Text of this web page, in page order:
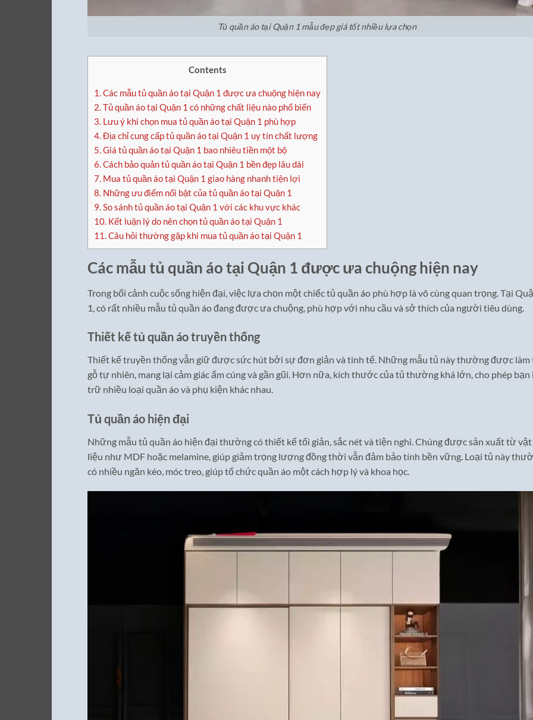
Tủ quần áo tại Quận 1 mẫu đẹp giá tốt nhiều lựa chọn
Contents
1.Các mẫu tủ quần áo tại Quận 1 được ưa chuộng hiện nay
2.Tủ quần áo tại Quận 1 có những chất liệu nào phổ biến
3. Lưu ý khi chọn mua tủ quần áo tại Quận 1 phù hợp
4.Địa chỉ cung cấp tủ quần áo tại Quận 1 uy tín chất lượng
5.Giá tủ quần áo tại Quận 1 bao nhiêu tiền một bộ
6.Cách bảo quản tủ quần áo tại Quận 1 bền đẹp lâu dài
7. Mua tủ quần áo tại Quận 1 giao hàng nhanh tiện lợi
8. Những ưu điểm nổi bật của tủ quần áo tại Quận 1
9.So sánh tủ quần áo tại Quận 1 với các khu vực khác
10. Kết luận lý do nên chọn tủ quần áo tại Quận 1
11.Câu hỏi thường gặp khi mua tủ quần áo tại Quận 1
Các mẫu tủ quần áo tại Quận 1 được ưa chuộng hiện nay
Trong bối cảnh cuộc sống hiện đại, việc lựa chọn một chiếc tủ quần áo phù hợp là vô cùng quan trọng. Tại
1, có rất nhiều mẫu tủ quần áo đang được ưa chuộng, phù hợp với nhu cầu và sở thích của người tiêu dùng.
Thiết kế tủ quần áo truyền thống
Thiết kế truyền thống vẫn giữ được sức hút bởi sự đơn giản và tinh tế. Những mẫu tủ này thường được
gỗ tự nhiên, mang lại cảm giác ấm cúng và gần gũi. Hơn nữa, kích thước của tủ thường khá lớn, cho phép
trữ nhiều loại quần áo và phụ kiện khác nhau.
Tủ quần áo hiện đại
Những mẫu tủ quần áo hiện đại thường có thiết kế tối giản, sắc nét và tiện nghi. Chúng được sản xuất từ vật
liệu như MDF hoặc melamine, giúp giảm trọng lượng đồng thời vẫn đảm bảo tính bền vững. Loại tủ này
có nhiều ngăn kéo, móc treo, giúp tổ chức quần áo một cách hợp lý và khoa học.